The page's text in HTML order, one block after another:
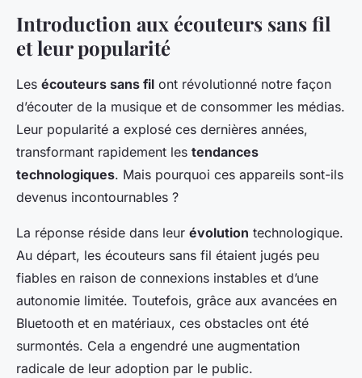
Introduction aux écouteurs sans fil
et leur popularité
Les écouteurs sans fil ont révolutionné notre façon
d’écouter de la musique et de consommer les médias.
Leur popularité a explosé ces dernières années,
transformant rapidement les tendances
technologiques. Mais pourquoi ces appareils sont-ils
devenus incontournables ?
La réponse réside dans leur évolution technologique.
Au départ, les écouteurs sans fil étaient jugés peu
fiables en raison de connexions instables et d’une
autonomie limitée. Toutefois, grâce aux avancées en
Bluetooth et en matériaux, ces obstacles ont été
surmontés. Cela a engendré une augmentation
radicale de leur adoption par le public.